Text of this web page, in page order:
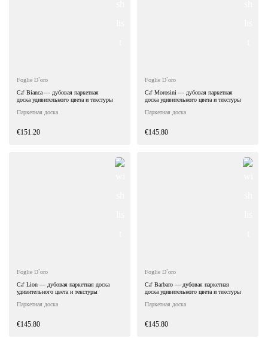
Foglie D`oro
Ca' Bianca — дубовая паркетная
доска удивительного цвета и текстуры
Паркетная доска
€151.20
Foglie D`oro
Ca' Morosini — дубовая паркетная
доска удивительного цвета и текстуры
Паркетная доска
€145.80
Foglie D`oro
Ca' Lion — дубовая паркетная доска
удивительного цвета и текстуры
Паркетная доска
€145.80
Foglie D`oro
Ca' Barbaro — дубовая паркетная
доска удивительного цвета и текстуры
Паркетная доска
€145.80